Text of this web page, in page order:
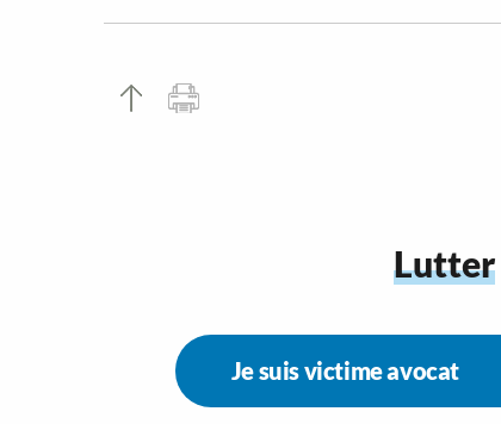
Lutter
Je suis victime avocat